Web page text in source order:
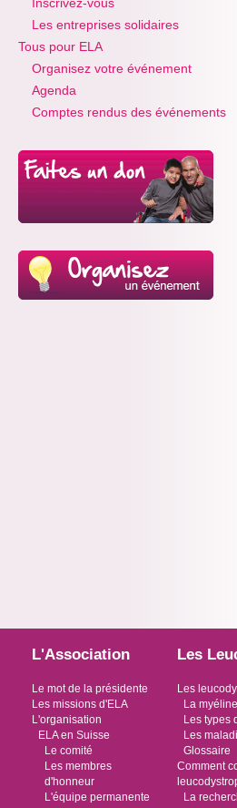
Les entreprises solidaires
Tous pour ELA
Organisez votre événement
Agenda
Comptes rendus des événements
L'Association
Le mot de la présidente
Les missions d'ELA
L'organisation
ELA en Suisse
Le comité
Les membres
d'honneur
L'équipe permanente
Les
Les
La myéline
Les types
Les
Glossaire
Comment
La